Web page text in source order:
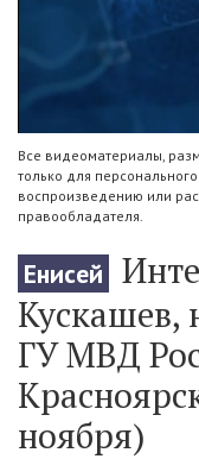
Все видеоматериалы,
только для
воспроизведению или
правообладателя.
Енисей
Кускашев,
ГУ МВД
ноября)